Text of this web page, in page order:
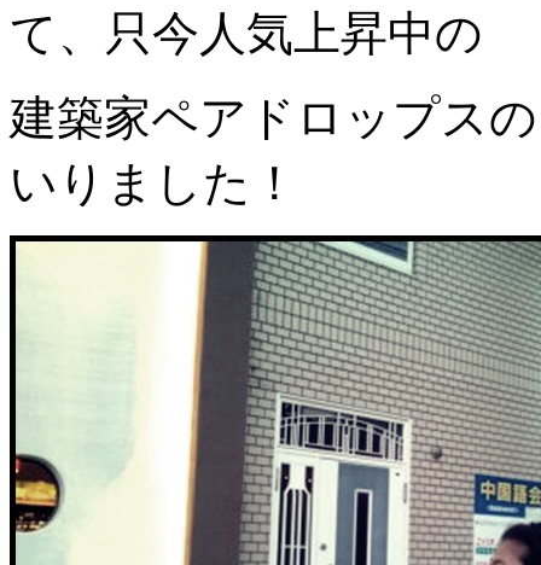
て、只今人気上昇中の
建築家ペアドロップス
いりました！